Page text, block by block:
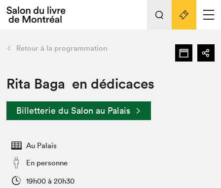
Espace exposant⋅e⋅s
L'événement
Préparer sa visite au Salon
Actualités
SLM PRO
retour Nos activités
Préparer sa visite
Salon dans la ville et en ligne
Projets partenaires
Liens pratiques
Retour à la programmation
Rita Baga en dédicaces
Billetterie du Salon au Palais
Au Palais
En personne
19h00 à 20h30